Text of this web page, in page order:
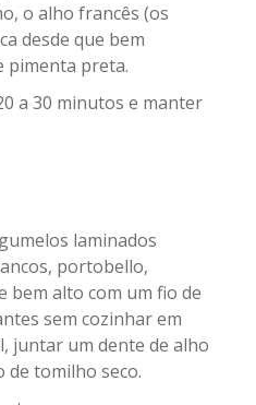
o alho francês (os
desde que bem
pimenta preta.
a 30 minutos e manter
laminados
portobello,
bem alto com um fio de
sem cozinhar em
juntar um dente de alho
de tomilho seco.